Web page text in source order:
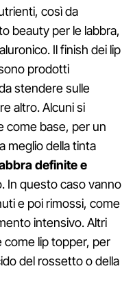
così da
beauty per le labbra,
Il finish dei lip
prodotti
stendere sulle
altro. Alcuni si
come base, per un
meglio della tinta
definite e
In questo caso vanno
e poi rimossi, come
intensivo. Altri
come lip topper, per
del rossetto o della